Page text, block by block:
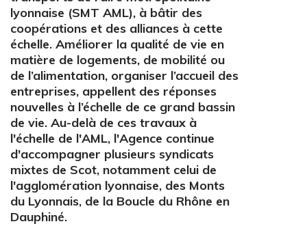
lyonnaise (SMT AML), à bâtir des
coopérations et des alliances à cette
échelle. Améliorer la qualité de vie en
matière de logements, de mobilité ou
de l’alimentation, organiser l’accueil des
entreprises, appellent des réponses
nouvelles à l’échelle de ce grand bassin
de vie. Au-delà de ces travaux à
l'échelle de l'AML, l'Agence continue
d'accompagner plusieurs syndicats
mixtes de Scot, notamment celui de
l'agglomération lyonnaise, des Monts
du Lyonnais, de la Boucle du Rhône en
Dauphiné.